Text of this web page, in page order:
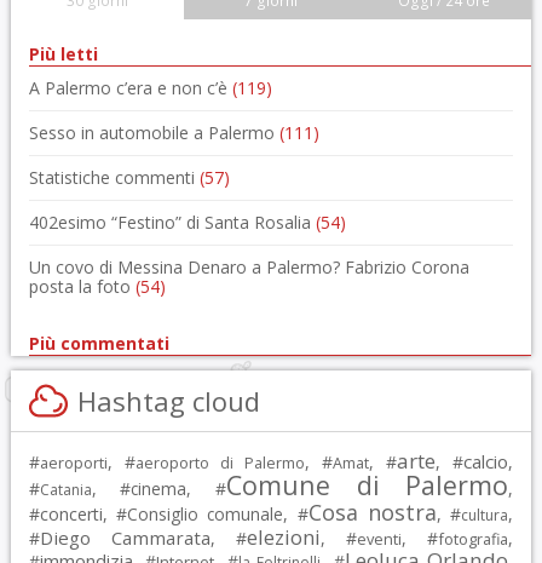
Più letti
A Palermo c’era e non c’è (119)
Sesso in automobile a Palermo (111)
Statistiche commenti (57)
402esimo “Festino” di Santa Rosalia (54)
Un covo di Messina Denaro a Palermo? Fabrizio Corona
posta la foto (54)
Più commentati
Hashtag cloud
#aeroporti, #aeroporto di Palermo, #Amat, #arte, #calcio,
#Catania, #cinema, #Comune di Palermo,
#concerti, #Consiglio comunale, #Cosa nostra, #cultura,
#Diego Cammarata, #elezioni, #eventi, #fotografia,